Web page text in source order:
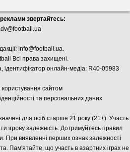
звертайтесь:
info@football.ua
Всі права захищені.
ідентифікатор онлайн-медіа: R40-05983
сайтом
та персональних даних
для осіб старше 21 року (21+). Участь
ігрову залежність. Дотримуйтесь правил
При виявленні перших ознак залежності
Пам'ятайте, що участь в азартних іграх не